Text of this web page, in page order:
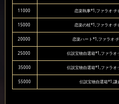
11000 恋楽執事*1,ファラオ·
15000 恋楽の杖*1,ファラオ·
20000 恋楽ハート*1,ファラオ·
25000 伝説宝物自選箱*1,ファラオ
35000 伝説宝物自選箱*1,ファラオ
55000 伝説宝物自選箱*1,